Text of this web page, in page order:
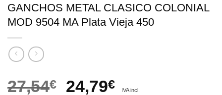
GANCHOS METAL CLASICO COLONIAL
MOD 9504 MA Plata Vieja 450
27,54€
El
24,79€ElIVA incl.